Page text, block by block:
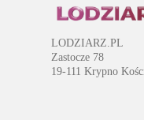
LODZIARZ.PL
Zastocze 78
19-111 Krypno